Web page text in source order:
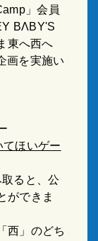
」会員
BΛBY'S
東へ西へ
画を実施い
ほいゲー
ると、公
ができま
西」のどち